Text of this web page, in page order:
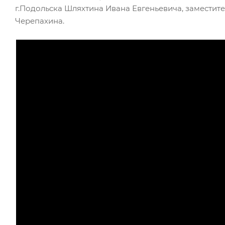
г.Подольска Шляхтина Ивана Евгеньевича,
Черепахина.